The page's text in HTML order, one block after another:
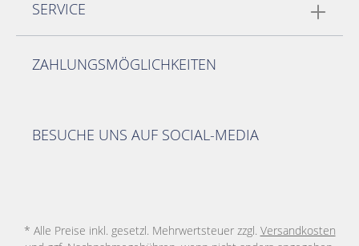
SERVICE
ZAHLUNGSMÖGLICHKEITEN
BESUCHE UNS AUF SOCIAL-MEDIA
* Alle Preise inkl. gesetzl. Mehrwertsteuer zzgl. Versandkosten